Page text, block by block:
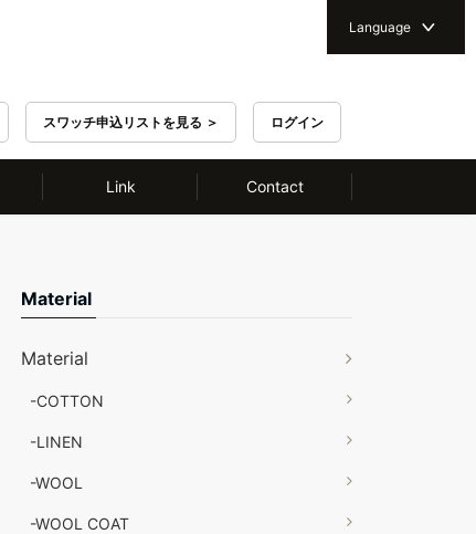
Language
スワッチ申込リストを見る ＞ ログイン
Link Contact
Material
Material
-COTTON
-LINEN
-WOOL
-WOOL COAT